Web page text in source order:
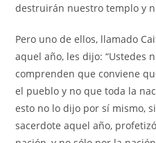
destruirán nuestro templo y
Pero uno de ellos, llamado
aquel año, les dijo: “Ustedes
comprenden que conviene
el pueblo y no que toda la
esto no lo dijo por sí mismo,
sacerdote aquel año,